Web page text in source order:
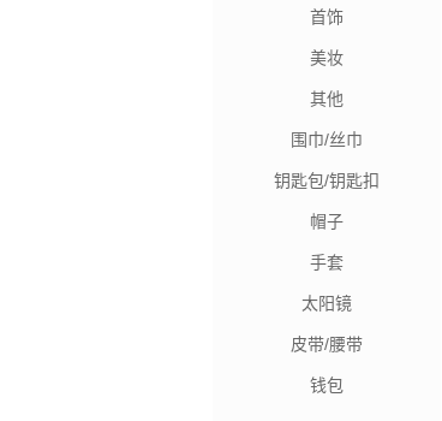
首饰
美妆
其他
围巾/丝巾
钥匙包/钥匙扣
帽子
手套
太阳镜
皮带/腰带
钱包